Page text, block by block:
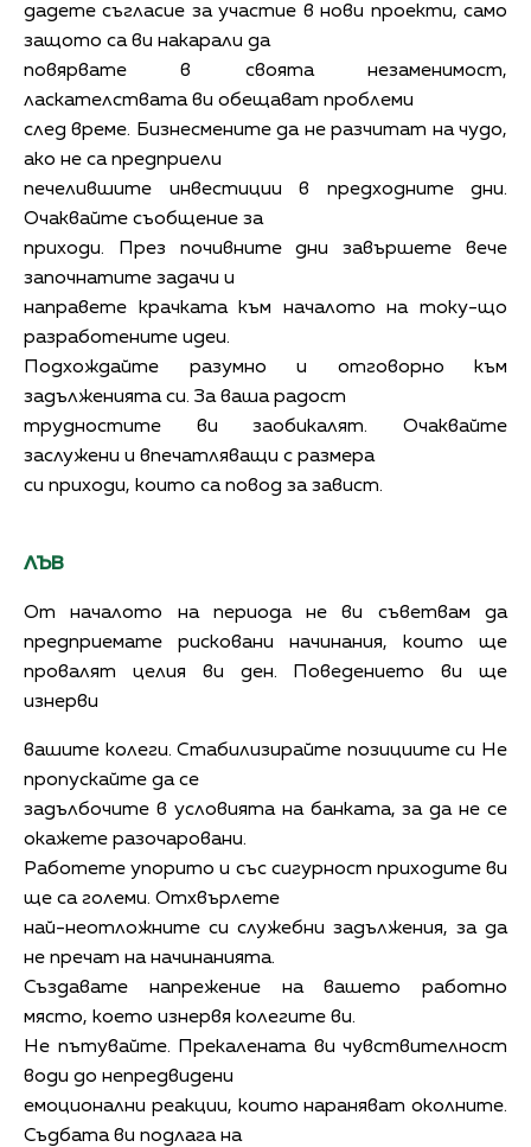
дадете съгласие за участие в нови проекти, само
защото са ви накарали да
повярвате в своята незаменимост,
ласкателствата ви обещават проблеми
след време. Бизнесмените да не разчитат на чудо,
ако не са предприели
печелившите инвестиции в предходните дни.
Очаквайте съобщение за
приходи. През почивните дни завършете вече
започнатите задачи и
направете крачката към началото на току-що
разработените идеи.
Подхождайте разумно и отговорно към
задълженията си. За ваша радост
трудностите ви заобикалят. Очаквайте
заслужени и впечатляващи с размера
си приходи, които са повод за завист.
ЛЪВ
От началото на периода не ви съветвам да
предприемате рисковани начинания, които ще
провалят целия ви ден. Поведението ви ще
изнерви
вашите колеги. Стабилизирайте позициите си Не
пропускайте да се
задълбочите в условията на банката, за да не се
окажете разочаровани.
Работете упорито и със сигурност приходите ви
ще са големи. Отхвърлете
най-неотложните си служебни задължения, за да
не пречат на начинанията.
Създавате напрежение на вашето работно
място, което изнервя колегите ви.
Не пътувайте. Прекалената ви чувствителност
води до непредвидени
емоционални реакции, които нараняват околните.
Съдбата ви подлага на